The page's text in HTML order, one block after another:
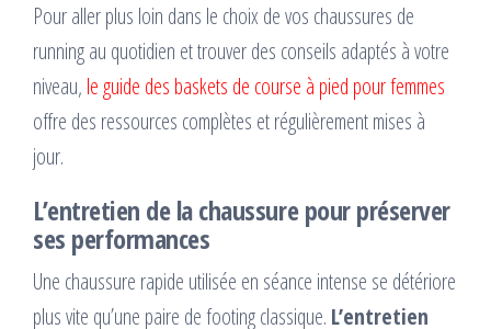
Pour aller plus loin dans le choix de vos chaussures de
running au quotidien et trouver des conseils adaptés à votre
niveau, le guide des baskets de course à pied pour femmes
offre des ressources complètes et régulièrement mises à
jour.
L’entretien de la chaussure pour préserver
ses performances
Une chaussure rapide utilisée en séance intense se détériore
plus vite qu’une paire de footing classique. L’entretien